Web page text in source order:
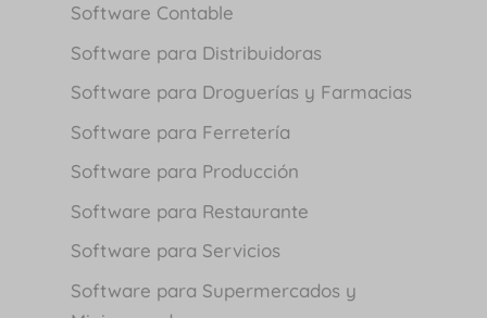
Software Contable
Software para Distribuidoras
Software para Droguerías y Farmacias
Software para Ferretería
Software para Producción
Software para Restaurante
Software para Servicios
Software para Supermercados y